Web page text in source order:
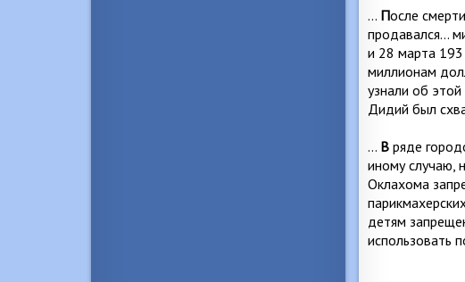
… После смерти
продавался…
и 28 марта 193
миллионам
узнали об
Дидий был
… В ряде
иному случаю,
Оклахома
детям
использовать